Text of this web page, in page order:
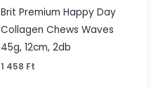
Brit Premium Happy Day
Collagen Chews Waves
45g, 12cm, 2db
1 458 Ft